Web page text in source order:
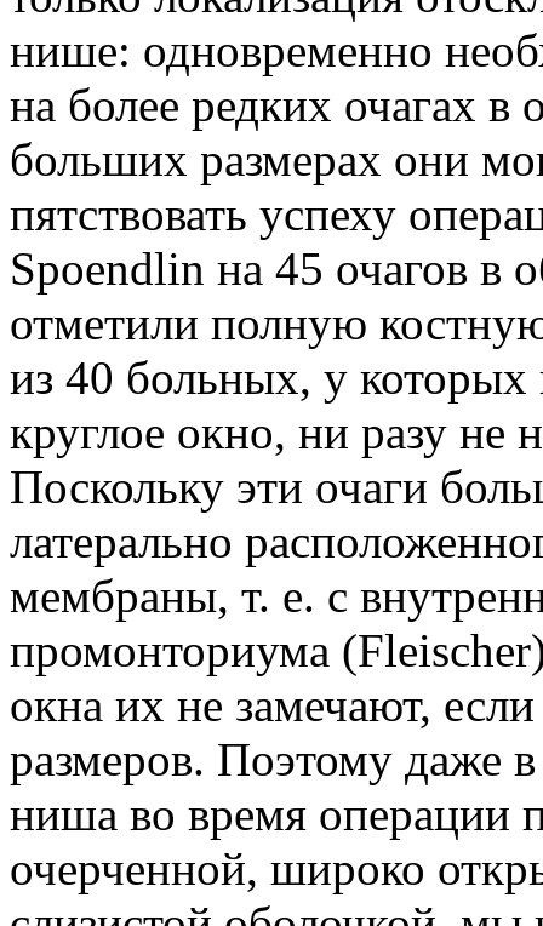
нише: одновременно
на более редких очагах в
больших размерах они
пятствовать успеху
Spoendlin на 45 очагов в
отметили полную
из 40 больных, у которых
круглое окно, ни разу не
Поскольку эти очаги
латерально
мембраны, т. е. с
промонториума
окна их не замечают,
раз­меров. Поэтому даже в
ниша во время опе­рации
очерченной, широко